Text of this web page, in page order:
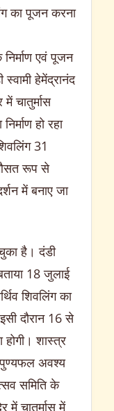
का पूजन करना
निर्माण एवं पूजन
हेमेंद्रानंद
चातुर्मास
हो रहा
31
रूप से
में बनाए जा
है। दंडी
18 जुलाई
शिवलिंग का
दौरान 16 से
शास्त्र
पुण्यफल अवश्य
समिति के
में चातुर्मास में